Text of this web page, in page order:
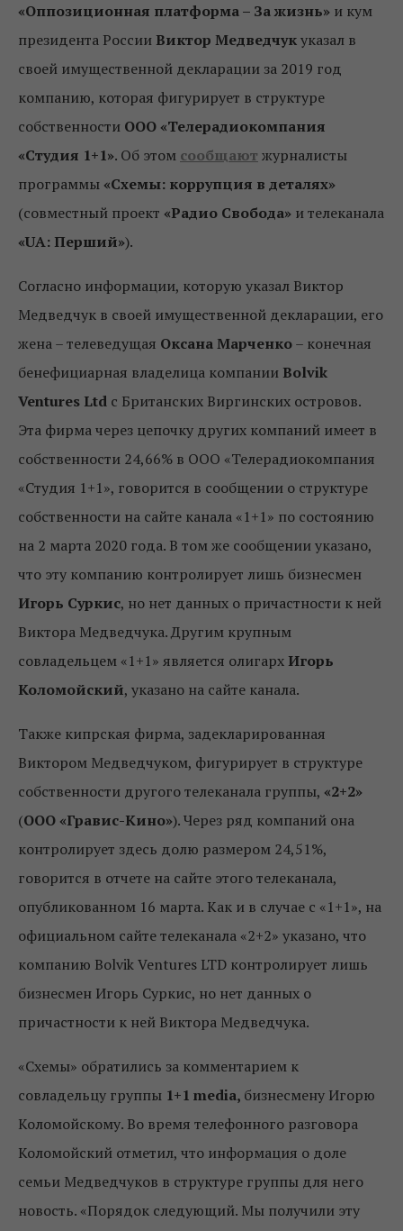
«Оппозиционная платформа – За жизнь» и кум
президента России Виктор Медведчукуказал в
своей имущественной декларации за 2019 год
компанию, которая фигурирует в структуре
собственности ООО «Телерадиокомпания
«Студия 1+1». Об этом сообщают журналисты
программы «Схемы: коррупция в деталях»
(совместный проект «Радио Свобода» и телеканала
«UA: Перший»).
Согласно информации, которую указал Виктор
Медведчук в своей имущественной декларации, его
жена – телеведущая Оксана Марченко– конечная
бенефициарная владелица компании Bolvik
Ventures Ltd с Британских Виргинских островов.
Эта фирма через цепочку других компаний имеет в
собственности 24,66% в ООО «Телерадиокомпания
«Студия 1+1», говорится в сообщении о структуре
собственности на сайте канала «1+1» по состоянию
на 2 марта 2020 года. В том же сообщении указано,
что эту компанию контролирует лишь бизнесмен
Игорь Суркис, но нет данных о причастности к ней
Виктора Медведчука. Другим крупным
совладельцем «1+1» является олигарх Игорь
Коломойский, указано на сайте канала.
Также кипрская фирма, задекларированная
Виктором Медведчуком, фигурирует в структуре
собственности другого телеканала группы, «2+2»
(ООО «Гравис-Кино»). Через ряд компаний она
контролирует здесь долю размером 24,51%,
говорится в отчете на сайте этого телеканала,
опубликованном 16 марта. Как и в случае с «1+1», на
официальном сайте телеканала «2+2» указано, что
компанию Bolvik Ventures LTD контролирует лишь
бизнесмен Игорь Суркис, но нет данных о
причастности к ней Виктора Медведчука.
«Схемы» обратились за комментарием к
совладельцу группы 1+1 media, бизнесмену Игорю
Коломойскому. Во время телефонного разговора
Коломойский отметил, что информация о доле
семьи Медведчуков в структуре группы для него
новость. «Порядок следующий. Мы получили эту